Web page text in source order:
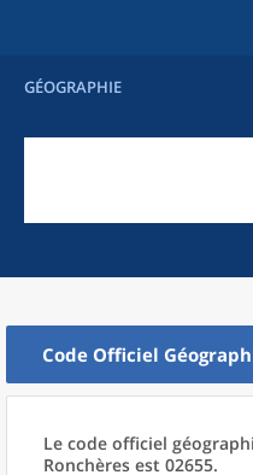
GÉOGRAPHIE
Code Officiel
Le code officiel
Ronchères est 02655.